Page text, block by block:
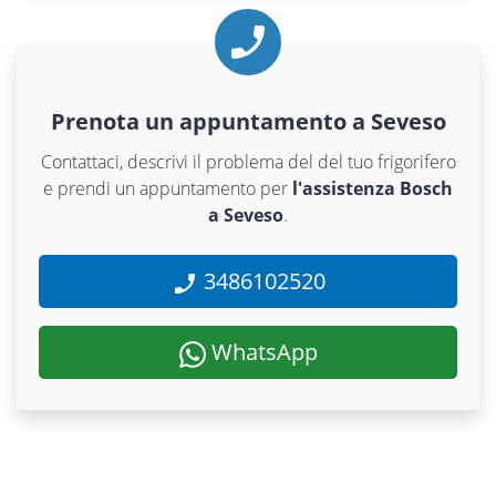
Prenota un appuntamento a Seveso
Contattaci, descrivi il problema del del tuo frigorifero
e prendi un appuntamento per l'assistenza Bosch
a Seveso.
3486102520
WhatsApp